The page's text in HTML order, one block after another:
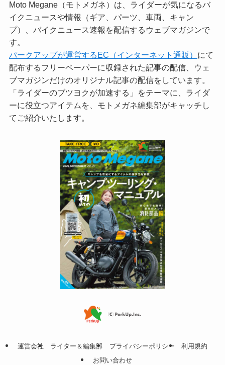
Moto Megane（モトメガネ）は、ライダーが気になるバ
イクニュースや情報（ギア、パーツ、車両、キャン
プ）、バイクニュース速報を配信するウェブマガジンで
す。
パークアップが運営するEC（インターネット通販） にて
配布するフリーペーパーに収録された記事の配信、ウェ
ブマガジンだけのオリジナル記事の配信をしています。
「ライダーのブツヨクが加速する」をテーマに、ライダ
ーに役立つアイテムを、モトメガネ編集部がキャッチし
てご紹介いたします。
運営会社 ライター＆編集部 プライバシーポリシー
利用規約
お問い合わせ